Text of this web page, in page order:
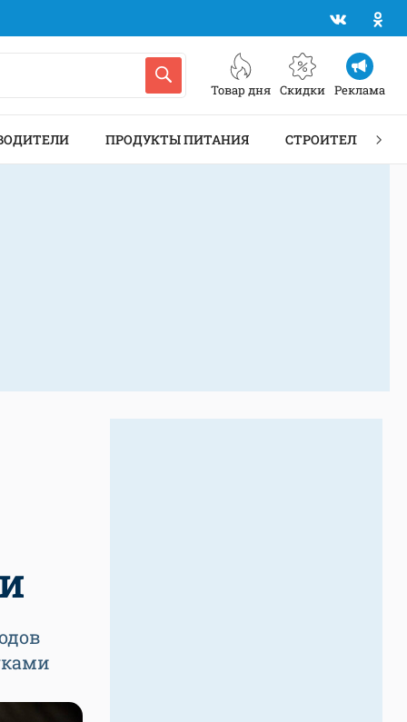
Товар дня Скидки Реклама
ПРОДУКТЫ ПИТАНИЯ СТРОИТЕЛЬСТВО